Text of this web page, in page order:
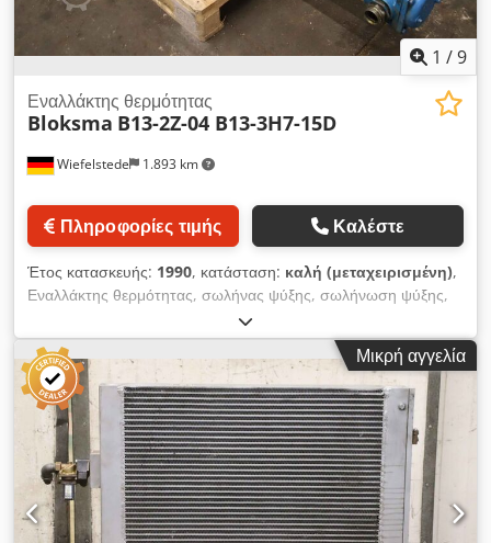
1 /9
Wiefelstede 1.893 km
Εναλλάκτης θερμότητας
Bloksma B13-2Z-04 B13-3H7-15D
Πληροφορίες τιμής Καλέστε
Έτος κατασκευής: 1990, κατάσταση: καλή (μεταχειρισμένη),
Εναλλάκτης θερμότητας, σωλήνας ψύξης, σωλήνωση ψύξης,
σπείρα ψύξης, εναλλάκτης θερμότητας με σωληνωτό δέσμη -
Κατασκευαστής: Bloksma, εναλλάκτης θερμότητας με
σωληνωτό δέσμη - Τύπος: B13-2Z-04 B13-3H7-15D - Πίεση
λειτουργίας: 6,5 / 3,5 bar Dodpswu Tk Ssfx Akbock -
Διαστάσεις: 2235/340/Υ155 mm - Βάρος: 61 kg
Μικρή αγγελία